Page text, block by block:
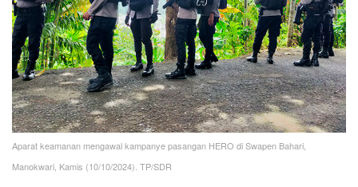
Aparat keamanan mengawal kampanye pasangan HERO di Swapen Bahari,
Manokwari, Kamis (10/10/2024). TP/SDR